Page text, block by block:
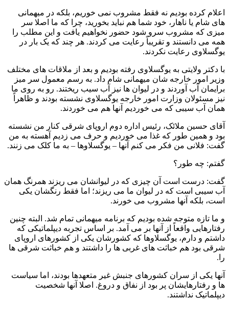
اعلام کرده بودیم نه فقط مشروب نمی خوریم، بلکه در میهمانی
های شام یا ناهار، خود شما هم نباید بخورید، چرا که ما اصلا سر
میزی که مشروب سرو شود حضور نخواهیم یافت و این مطلب را
همه می دانستند و تقریباً رعایت می کردند. هر چند که یک بار در
یوگسلاوی رعایت نکردند.
با دکتر ولایتی به یوگسلاوی رفته بودیم و بعد از ملاقات های مختلف
وزیر امور خارجه شان میهمانی شام داد. به رسم معمول سر میز
برایمان آب آوردند و در لیوان ها نیز آب سیب ریختند. رو به روی ما
نیز مسئولان وزارت امور خارجه یوگسلاوی نشسته بودند و ظاهراً
همان آب سیبی که می خوردیم آنها هم می خوردند.
آقای حسین ملائک، رئیس اداره دوم اروپای شرقی کنار من نشسته
بود و همین طور که غذا می خوردیم و حرف می زدیم آهسته به من
گفت: فلانی من فکر می کنم آنها – یوگسلاوها – به ما کلک می زنند.
گفتم: چه طور؟
گفت: درست است آن چیزی که در لیوانشان می ریزند همرنگ همان
آب سیبی است که در لیوان ما می ریزند؛ اما فقط رنگشان یکی
است، بلکه آنها مشروب می خورند.
و ما تازه متوجه شده بودیم که برنامه میهمانی تمام شد. البته چنین
رفتارهایی واقعاً از آنها بر می آمد. بر اساس تجربه دیپلماتیکی که
داشتم و دارم، یوگسلاوها که کشورشان یکی از کشورهای اروپای
شرقی بود هم خباثت های غربی ها را داشتند و هم خباثت شرقی ها
را.
آنها یکی از سران کشورهای جنبش غیر متعهدها بودند، اما سیاست
ها و رفتارهایشان پر بود از نفاق و دروغ. اصلا آنها شخصیت
دیپلماتیک نداشتند.